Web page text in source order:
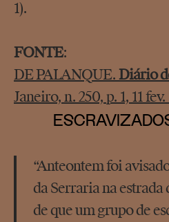
1).
FONTE:
DE PALANQUE.Diário
Janeiro, n. 250, p. 1, 11
“Anteontem foi
da Serraria na
de que um grupo de